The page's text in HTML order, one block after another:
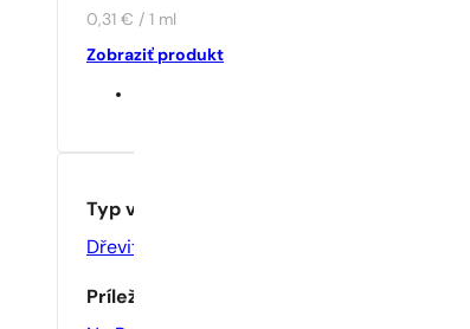
0,31 € / 1 ml
Zobraziť produkt
Typ vône
Dřevité
Príležitosť